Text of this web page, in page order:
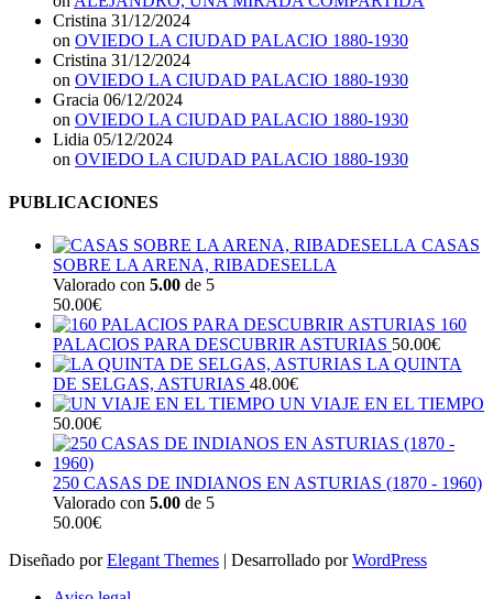
Cristina 31/12/2024
on OVIEDO LA CIUDAD PALACIO 1880-1930
Cristina 31/12/2024
on OVIEDO LA CIUDAD PALACIO 1880-1930
Gracia 06/12/2024
on OVIEDO LA CIUDAD PALACIO 1880-1930
Lidia 05/12/2024
on OVIEDO LA CIUDAD PALACIO 1880-1930
PUBLICACIONES
CASAS
SOBRE LA ARENA, RIBADESELLA
Valorado con 5.00 de 5
50.00€
160
PALACIOS PARA DESCUBRIR ASTURIAS 50.00€
LA QUINTA
DE SELGAS, ASTURIAS 48.00€
UN VIAJE EN EL TIEMPO
50.00€
250 CASAS DE INDIANOS EN ASTURIAS (1870 - 1960)
Valorado con 5.00 de 5
50.00€
Diseñado porElegant Themes | Desarrollado porWordPress